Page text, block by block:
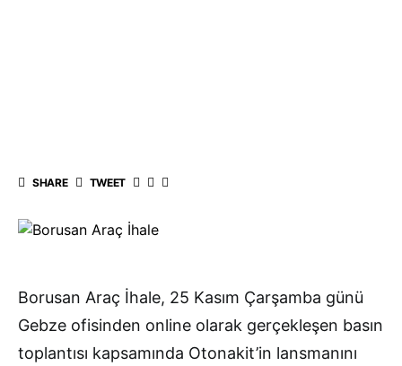
SHARE TWEET
Borusan Araç İhale, 25 Kasım Çarşamba günü
Gebze ofisinden online olarak gerçekleşen basın
toplantısı kapsamında Otonakit’in lansmanını